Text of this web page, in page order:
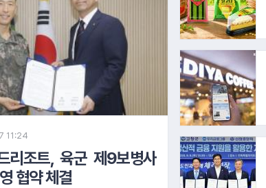
11:24
리조트, 육군 제9보병사
협약 체결